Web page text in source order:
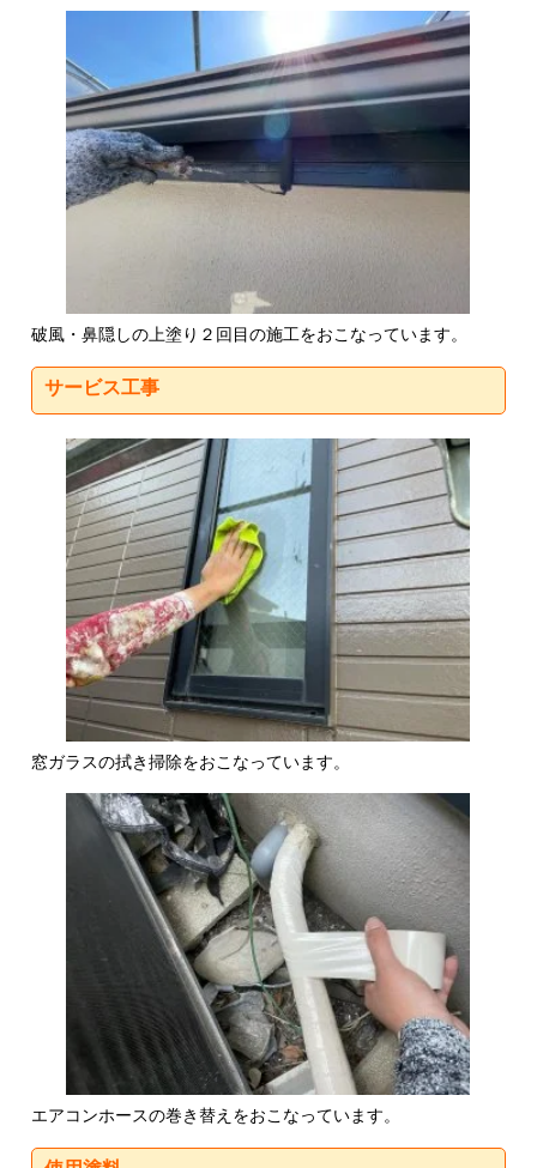
破風・鼻隠しの上塗り２回目の施工をおこなっています。
サービス工事
窓ガラスの拭き掃除をおこなっています。
エアコンホースの巻き替えをおこなっています。